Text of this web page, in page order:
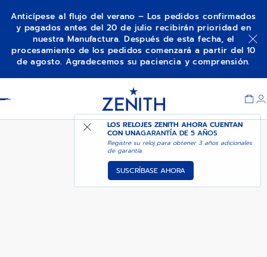
Anticípese al flujo del verano – Los pedidos confirmados
y pagados antes del 20 de julio recibirán prioridad en
nuestra Manufactura. Después de esta fecha, el
procesamiento de los pedidos comenzará a partir del 10
de agosto. Agradecemos su paciencia y comprensión.
LOS RELOJES ZENITH AHORA CUENTAN
CON UNAGARANTÍA DE 5 AÑOS
Registre su reloj para obtener 3 años adicionales
de garantía.
SUSCRÍBASE AHORA
DEFY SKYLINE 36 AÑADIR A LA CESTA